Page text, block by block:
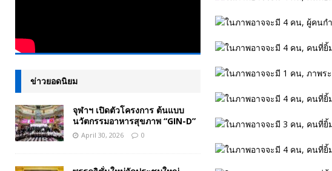
ข่าวยอดนิยม
จุฬาฯ เปิดตัวโครงการ ต้นแบบ
นวัตกรรมอาหารสุขภาพ “GIN-D”
April 30, 2026 0